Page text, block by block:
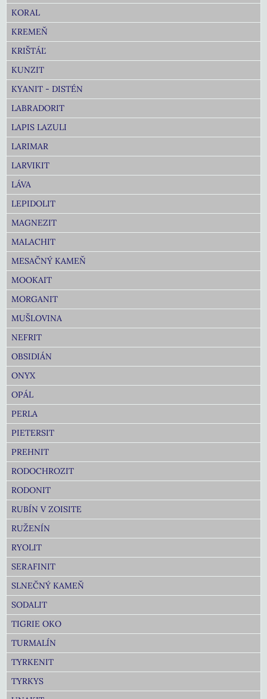
KORAL
KREMEŇ
KRIŠTÁĽ
KUNZIT
KYANIT - DISTÉN
LABRADORIT
LAPIS LAZULI
LARIMAR
LARVIKIT
LÁVA
LEPIDOLIT
MAGNEZIT
MALACHIT
MESAČNÝ KAMEŇ
MOOKAIT
MORGANIT
MUŠLOVINA
NEFRIT
OBSIDIÁN
ONYX
OPÁL
PERLA
PIETERSIT
PREHNIT
RODOCHROZIT
RODONIT
RUBÍN V ZOISITE
RUŽENÍN
RYOLIT
SERAFINIT
SLNEČNÝ KAMEŇ
SODALIT
TIGRIE OKO
TURMALÍN
TYRKENIT
TYRKYS